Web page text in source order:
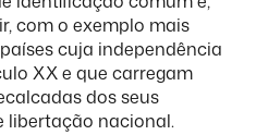
com o exemplo mais
cuja independência
XX e que carregam
dos seus
libertação nacional.